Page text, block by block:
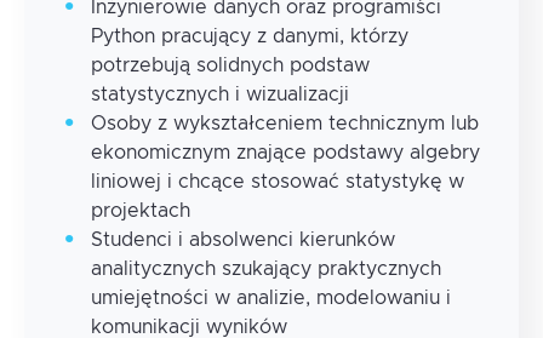
Inżynierowie danych oraz programiści
Python pracujący z danymi, którzy
potrzebują solidnych podstaw
statystycznych i wizualizacji
Osoby z wykształceniem technicznym lub
ekonomicznym znające podstawy algebry
liniowej i chcące stosować statystykę w
projektach
Studenci i absolwenci kierunków
analitycznych szukający praktycznych
umiejętności w analizie, modelowaniu i
komunikacji wyników